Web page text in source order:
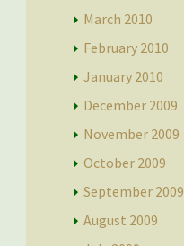
March 2010
February 2010
January 2010
December 2009
November 2009
October 2009
September 2009
August 2009